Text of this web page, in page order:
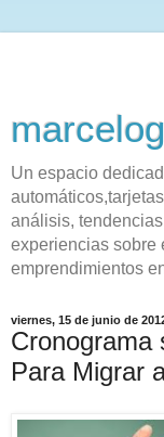
Un espacio
análisis,
experiencias sobre
emprendimientos
viernes, 15 de junio de
Cronograma
Para Migrar